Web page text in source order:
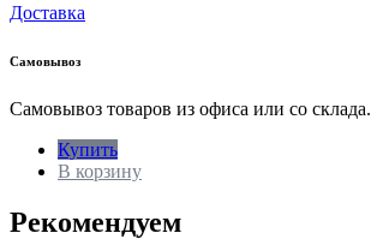
Доставка
Самовывоз
Самовывоз товаров из офиса или со склада.
Купить
В корзину
Рекомендуем